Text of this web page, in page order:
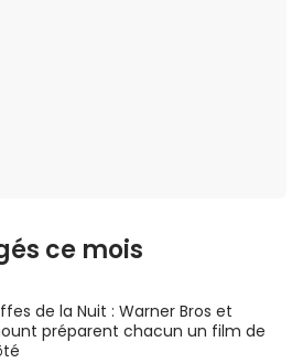
ce mois
de la Nuit : Warner Bros et
préparent chacun un film de